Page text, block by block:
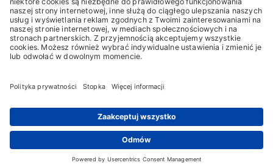
info@log-robot.com
Rozwiązania
O nas
Stopka redakcyjna
Ogólne warunki zakupu
© log-robot | Marke der S&K Solutions GmbH